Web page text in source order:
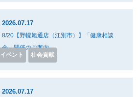
2026.07.17
8/20【野幌旭通店（江別市）】「健康相談
会」開催のご案内
イベント 社会貢献
2026.07.17